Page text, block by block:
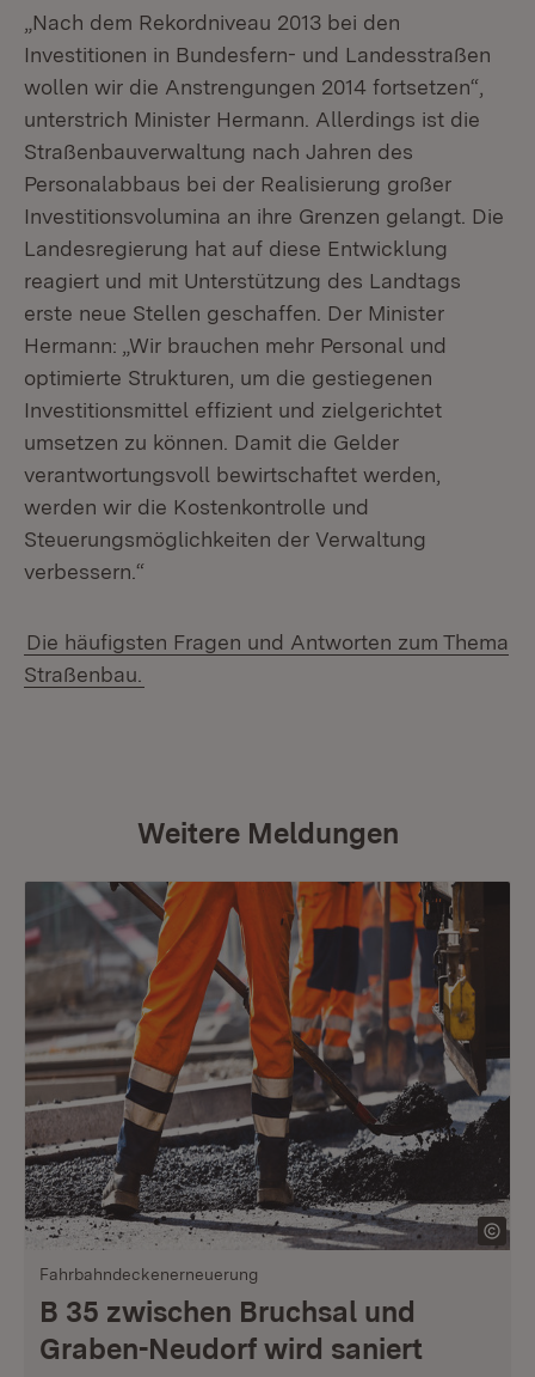
„Nach dem Rekordniveau 2013 bei den
Investitionen in Bundesfern- und Landesstraßen
wollen wir die Anstrengungen 2014 fortsetzen“,
unterstrich Minister Hermann. Allerdings ist die
Straßenbauverwaltung nach Jahren des
Personalabbaus bei der Realisierung großer
Investitionsvolumina an ihre Grenzen gelangt. Die
Landesregierung hat auf diese Entwicklung
reagiert und mit Unterstützung des Landtags
erste neue Stellen geschaffen. Der Minister
Hermann: „Wir brauchen mehr Personal und
optimierte Strukturen, um die gestiegenen
Investitionsmittel effizient und zielgerichtet
umsetzen zu können. Damit die Gelder
verantwortungsvoll bewirtschaftet werden,
werden wir die Kostenkontrolle und
Steuerungsmöglichkeiten der Verwaltung
verbessern.“
Die häufigsten Fragen und Antworten zum Thema
Straßenbau.
Weitere Meldungen
Fahrbahndeckenerneuerung
B 35 zwischen Bruchsal und
Graben-Neudorf wird saniert